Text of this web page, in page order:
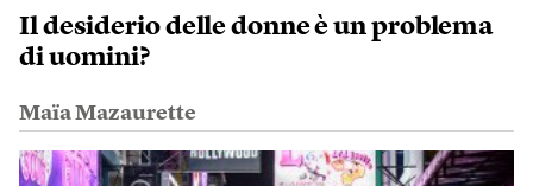
Il desiderio delle donne è un problema
di uomini?
Maïa Mazaurette